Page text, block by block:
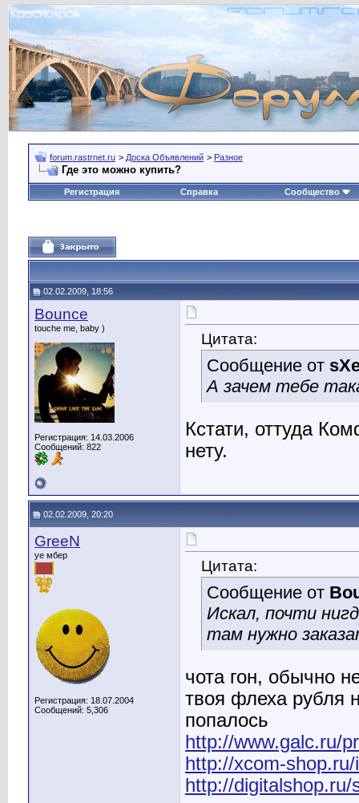
forum.rastrnet.ru > Доска Объявлений > Разное
Где это можно купить?
Регистрация Справка Сообщество
02.02.2009, 18:56
Bounce
touche me, baby )
Регистрация: 14.03.2006
Сообщений: 822
Цитата:
Сообщение от
А зачем тебе
Кстати, оттуда
нету.
02.02.2009, 20:20
GreeN
уе мбер
Регистрация: 18.07.2004
Сообщений: 5,306
Цитата:
Сообщение от
Искал, почти
там нужно
чота гон, обычно
твоя флеха рубля
попалось
http://www.galc.ru/
http://xcom-
http://